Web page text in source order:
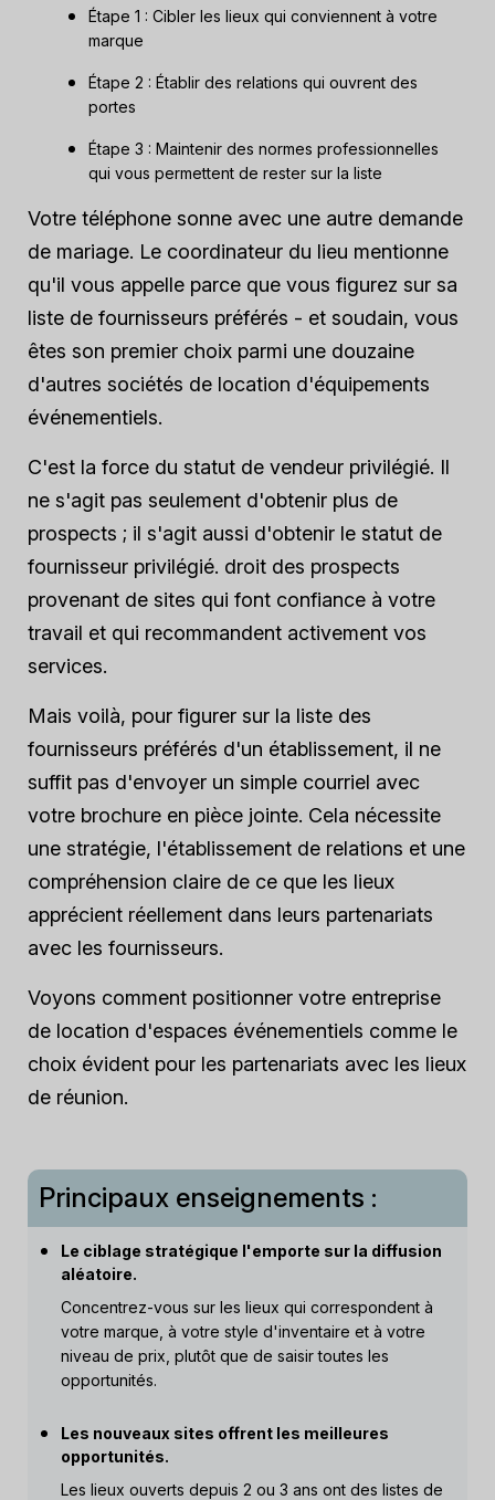
Étape 1 : Cibler les lieux qui conviennent à votre
marque
Étape 2 : Établir des relations qui ouvrent des
portes
Étape 3 : Maintenir des normes professionnelles
qui vous permettent de rester sur la liste
Votre téléphone sonne avec une autre demande
de mariage. Le coordinateur du lieu mentionne
qu'il vous appelle parce que vous figurez sur sa
liste de fournisseurs préférés - et soudain, vous
êtes son premier choix parmi une douzaine
d'autres sociétés de location d'équipements
événementiels.
C'est la force du statut de vendeur privilégié. Il
ne s'agit pas seulement d'obtenir plus de
prospects ; il s'agit aussi d'obtenir le statut de
fournisseur privilégié. droit des prospects
provenant de sites qui font confiance à votre
travail et qui recommandent activement vos
services.
Mais voilà, pour figurer sur la liste des
fournisseurs préférés d'un établissement, il ne
suffit pas d'envoyer un simple courriel avec
votre brochure en pièce jointe. Cela nécessite
une stratégie, l'établissement de relations et une
compréhension claire de ce que les lieux
apprécient réellement dans leurs partenariats
avec les fournisseurs.
Voyons comment positionner votre entreprise
de location d'espaces événementiels comme le
choix évident pour les partenariats avec les lieux
de réunion.
Principaux enseignements :
Le ciblage stratégique l'emporte sur la diffusion
aléatoire.
Concentrez-vous sur les lieux qui correspondent à
votre marque, à votre style d'inventaire et à votre
niveau de prix, plutôt que de saisir toutes les
opportunités.
Les nouveaux sites offrent les meilleures
opportunités.
Les lieux ouverts depuis 2 ou 3 ans ont des listes de